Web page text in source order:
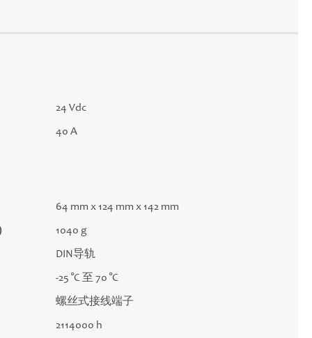
24 Vdc
40 A
64 mm x 124 mm x 142 mm
1040 g
DIN导轨
-25 °C 至 70 °C
螺丝式接线端子
2114000 h